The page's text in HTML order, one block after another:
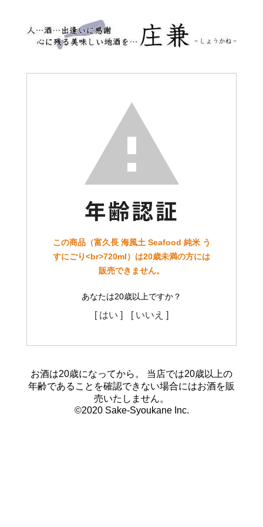
この商品（富久長 海風土 Seafood 純米 う
すにごり<br>720ml）は20歳未満の方には
販売できません。
あなたは20歳以上ですか？
[ はい ] [ いいえ ]
お酒は20歳になってから。 当店では20歳以上の
年齢であることを確認できない場合にはお酒を販
売いたしません。
©2020 Sake-Syoukane Inc.